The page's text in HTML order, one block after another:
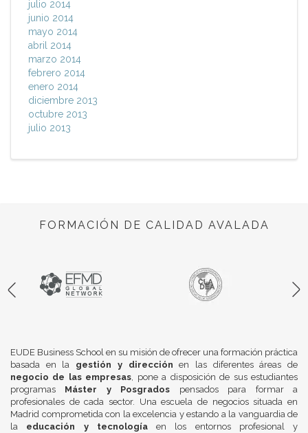
julio 2014
junio 2014
mayo 2014
abril 2014
marzo 2014
febrero 2014
enero 2014
diciembre 2013
octubre 2013
julio 2013
FORMACIÓN DE CALIDAD AVALADA
EUDE Business School en su misión de ofrecer una formación práctica
basada en la gestión y dirección en las diferentes áreas de
negocio de las empresas, pone a disposición de sus estudiantes
programas Máster y Posgrados pensados para formar a
profesionales de cada sector. Una escuela de negocios situada en
Madrid comprometida con la excelencia y estando a la vanguardia de
la educación y tecnologíaen los entornos profesional y